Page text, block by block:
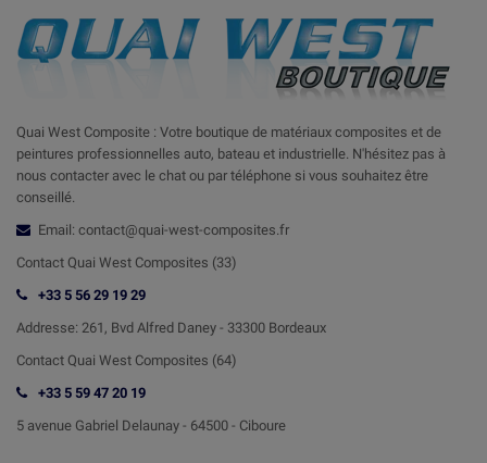
Quai West Composite : Votre boutique de matériaux composites et de
peintures professionnelles auto, bateau et industrielle. N'hésitez pas à
nous contacter avec le chat ou par téléphone si vous souhaitez être
conseillé.
Email: contact@quai-west-composites.fr
Contact Quai West Composites (33)
+33 5 56 29 19 29
Addresse: 261, Bvd Alfred Daney - 33300 Bordeaux
Contact Quai West Composites (64)
+33 5 59 47 20 19
5 avenue Gabriel Delaunay - 64500 - Ciboure